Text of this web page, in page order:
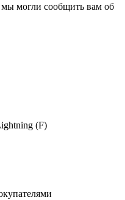
могли сообщить вам об
(F)